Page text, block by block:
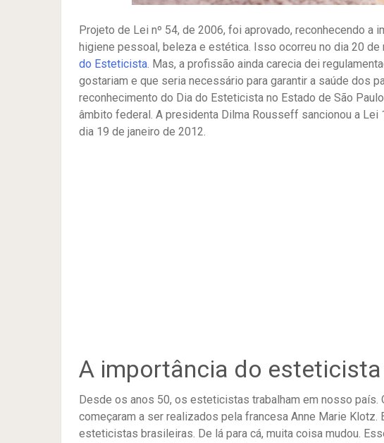
Projeto de Lei nº 54, de 2006, foi aprovado, reconhecendo
higiene pessoal, beleza e estética. Isso ocorreu no dia 20 de
do Esteticista. Mas, a profissão ainda carecia dei
gostariam e que seria necessário para garantir a saúde dos
reconhecimento do Dia do Esteticista no Estado de São
âmbito federal. A presidenta Dilma Rousseff sancionou a Lei
dia 19 de janeiro de 2012.
A importância do
Desde os anos 50, os esteticistas trabalham em nosso país.
começaram a ser realizados pela francesa Anne Marie Klotz.
esteticistas brasileiras. De lá para cá, muita coisa mudou.